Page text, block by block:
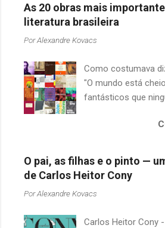
As 20 obras mais
literatura brasileira
PorAlexandre Kovacs
Como costumava
"O mundo está
fantásticos que
quando falamos de
escritores
a uma avaliação
acabamos
antipatia a
O pai, as filhas e o pinto —
de Carlos Heitor Cony
PorAlexandre Kovacs
Carlos Heitor Cony